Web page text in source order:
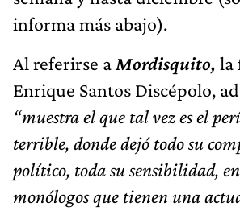
informa más abajo).
Al referirse aMordisquito, la
Enrique Santos Discépolo,
“muestra el que tal vez es el
terrible, donde dejó todo su
político, toda su sensibilidad,
monólogos que tienen una